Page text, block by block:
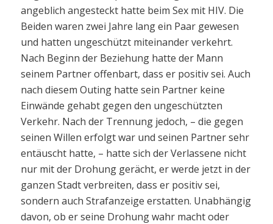
angeblich angesteckt hatte beim Sex mit HIV. Die
Beiden waren zwei Jahre lang ein Paar gewesen
und hatten ungeschützt miteinander verkehrt.
Nach Beginn der Beziehung hatte der Mann
seinem Partner offenbart, dass er positiv sei. Auch
nach diesem Outing hatte sein Partner keine
Einwände gehabt gegen den ungeschützten
Verkehr. Nach der Trennung jedoch, – die gegen
seinen Willen erfolgt war und seinen Partner sehr
entäuscht hatte, – hatte sich der Verlassene nicht
nur mit der Drohung gerächt, er werde jetzt in der
ganzen Stadt verbreiten, dass er positiv sei,
sondern auch Strafanzeige erstatten. Unabhängig
davon, ob er seine Drohung wahr macht oder